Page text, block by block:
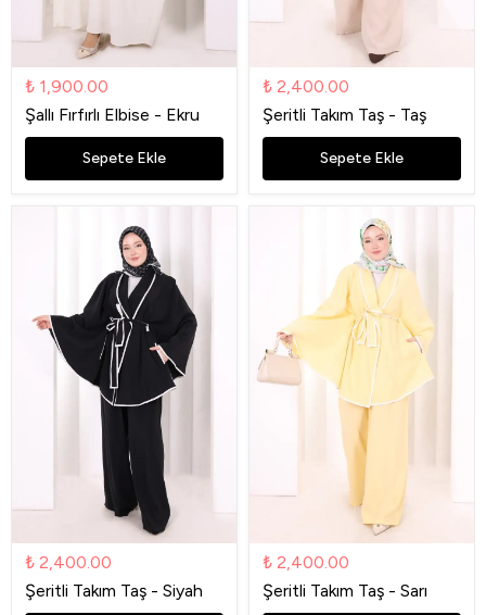
₺ 1,900.00
Şallı Fırfırlı Elbise - Ekru
Sepete Ekle
₺ 2,400.00
Şeritli Takım Taş - Taş
Sepete Ekle
₺ 2,400.00
Şeritli Takım Taş - Siyah
₺ 2,400.00
Şeritli Takım Taş - Sarı